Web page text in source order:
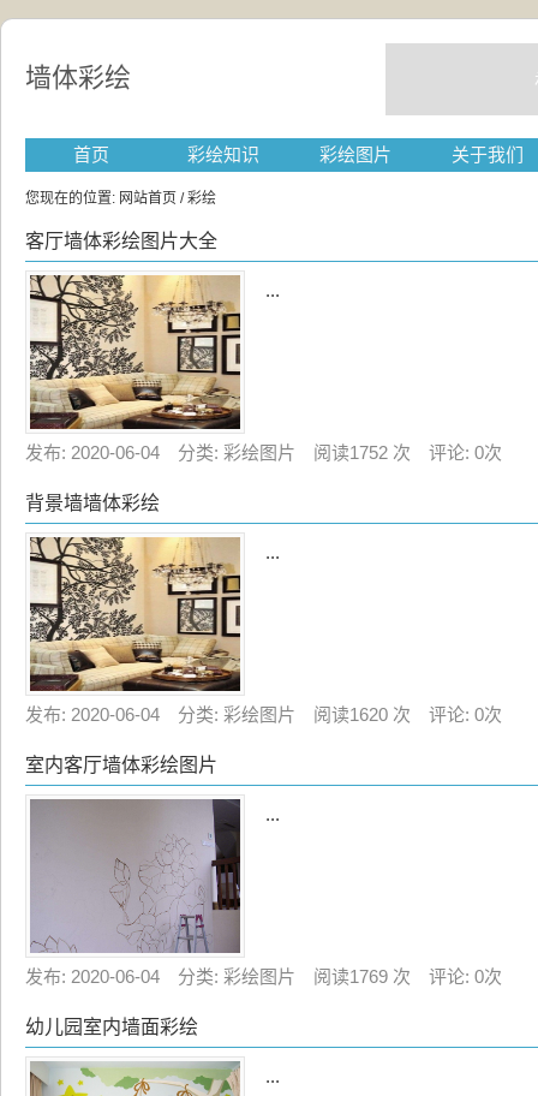
墙体彩绘
首页 彩绘知识 彩绘图片 关于我们
您现在的位置: 网站首页 / 彩绘
客厅墙体彩绘图片大全
...
发布: 2020-06-04 分类: 彩绘图片 阅读1752 次 评论: 0次
背景墙墙体彩绘
...
发布: 2020-06-04 分类: 彩绘图片 阅读1620 次 评论: 0次
室内客厅墙体彩绘图片
...
发布: 2020-06-04 分类: 彩绘图片 阅读1769 次 评论: 0次
幼儿园室内墙面彩绘
...